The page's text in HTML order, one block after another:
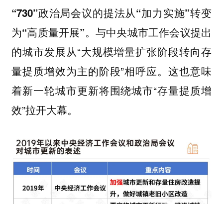
“730”政治局会议的提法从“加力实施”转变
为“高质量开展”。 与中央城市工作会议提出
的城市发展从“大规模增量扩张阶段转向存
量提质增效为主的阶段”相呼应。这也意味
着新一轮城市更新将围绕城市“存量提质增
效”拉开大幕。